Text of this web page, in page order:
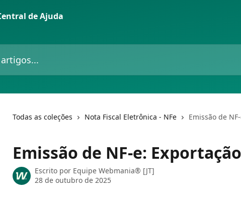
Todas as coleções Nota Fiscal Eletrônica - NFe Emissão de
Emissão de NF-e: Exportação
Escrito por Equipe Webmania® [JT]
28 de outubro de 2025